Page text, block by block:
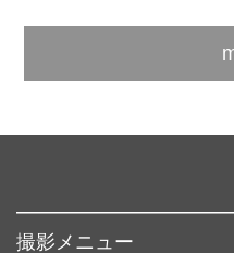
撮影メニュー